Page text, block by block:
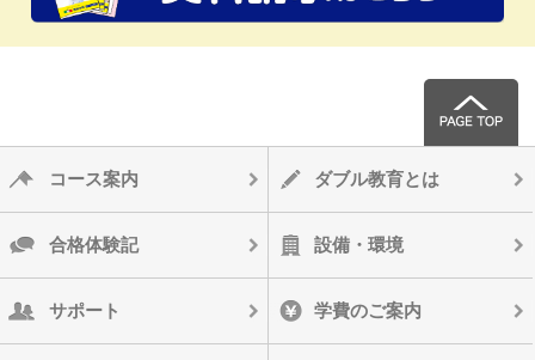
コース案内 ダブル教育とは
合格体験記 設備・環境
サポート 学費のご案内